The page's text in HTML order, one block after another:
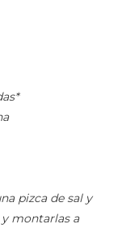
pizca de sal y
montarlas a